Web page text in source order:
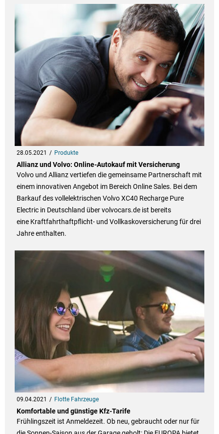
28.05.2021 Produkte
Allianz und Volvo: Online-Autokauf mit Versicherung
Volvo und Allianz vertiefen die gemeinsame Partnerschaft mit
einem innovativen Angebot im Bereich Online Sales. Bei dem
Barkauf des vollelektrischen Volvo XC40 Recharge Pure
Electric in Deutschland über volvocars.de ist bereits
eine Kraftfahrthaftpflicht- und Vollkaskoversicherung für drei
Jahre enthalten.
09.04.2021 Flotte Fahrzeuge
Komfortable und günstige Kfz-Tarife
Frühlingszeit ist Anmeldezeit. Ob neu, gebraucht oder nur für